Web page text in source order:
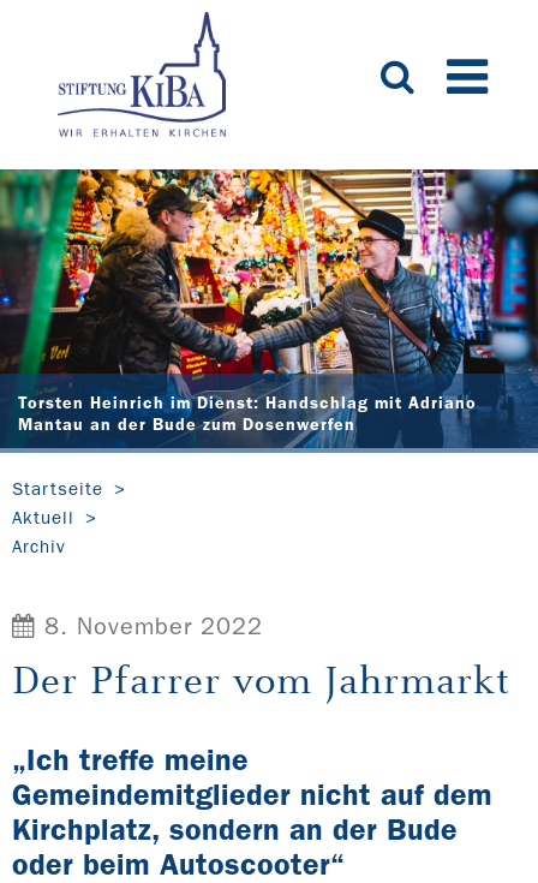
Torsten Heinrich im Dienst: Handschlag mit Adriano
Mantau an der Bude zum Dosenwerfen
Startseite
Aktuell
Archiv
8. November 2022
Der Pfarrer vom Jahrmarkt
„Ich treffe meine
Gemeindemitglieder nicht auf dem
Kirchplatz, sondern an der Bude
oder beim Autoscooter“